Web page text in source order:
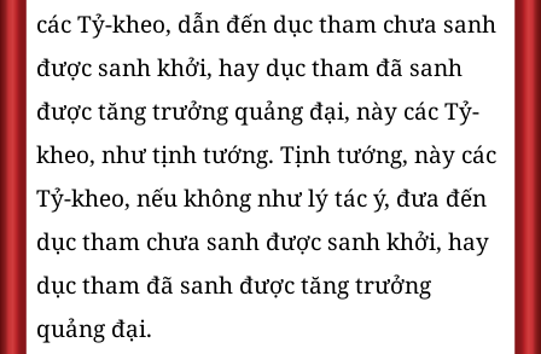
các Tỷ-kheo, dẫn đến dục tham chưa sanh
được sanh khởi, hay dục tham đã sanh
được tăng trưởng quảng đại, này các Tỷ-
kheo, như tịnh tướng. Tịnh tướng, này các
Tỷ-kheo, nếu không như lý tác ý, đưa đến
dục tham chưa sanh được sanh khởi, hay
dục tham đã sanh được tăng trưởng
quảng đại.